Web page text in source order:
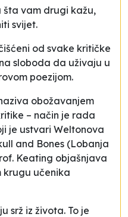
šta vam drugi kažu,
svijet.
od svake kritičke
sloboda da uživaju u
poezijom.
obožavanjem
– način je rada
je ustvari Weltonova
and Bones (Lobanja
Keating objašnjava
krugu učenika
srž iz života. To je